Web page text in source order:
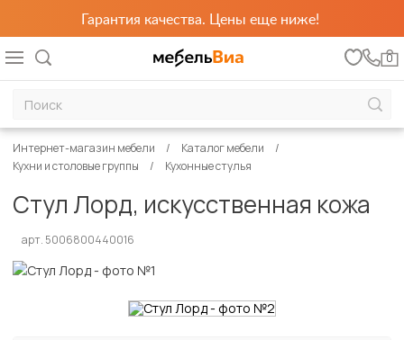
Гарантия качества. Цены еще ниже!
0
Интернет-магазин мебели
Каталог мебели
Кухни и столовые группы
Кухонные стулья
Стул Лорд, искусственная кожа
арт. 5006800440016